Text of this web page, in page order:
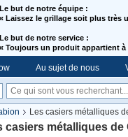
Le but de notre équipe :
« Laissez le grillage soit plus très
Le but de notre service :
« Toujours un produit appartient à
Au sujet de nous
Les casiers métalliques
casiers métalliques de